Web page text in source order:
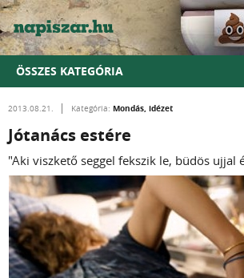
ÖSSZES KATEGÓRIA
2013.08.21. Kategória: Mondás, idézet
Jótanács estére
"Aki viszkető seggel fekszik le, büdös ujjal